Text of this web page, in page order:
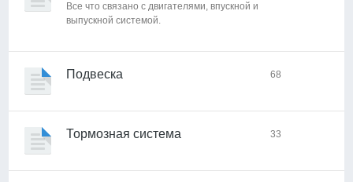
Все что связано с двигателями, впускной и
выпускной системой.
Подвеска 68
Тормозная система 33